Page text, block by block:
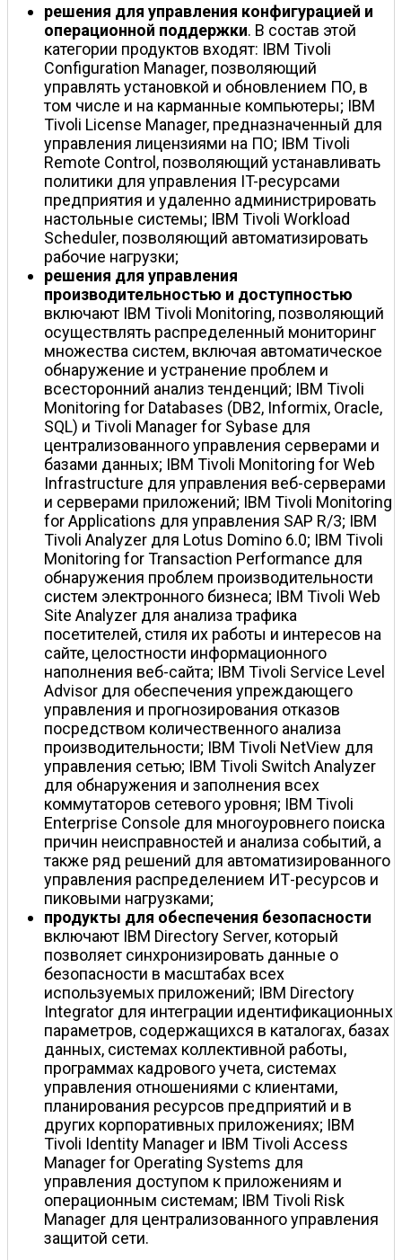
решения для управления конфигурацией и
операционной поддержки. В состав этой
категории продуктов входят: IBM Tivoli
Configuration Manager, позволяющий
управлять установкой и обновлением ПО, в
том числе и на карманные компьютеры; IBM
Tivoli License Manager, предназначенный для
управления лицензиями на ПО; IBM Tivoli
Remote Control, позволяющий устанавливать
политики для управления IT-ресурсами
предприятия и удаленно администрировать
настольные системы; IBM Tivoli Workload
Scheduler, позволяющий автоматизировать
рабочие нагрузки;
решения для управления
производительностью и доступностью
включают IBM Tivoli Monitoring, позволяющий
осуществлять распределенный мониторинг
множества систем, включая автоматическое
обнаружение и устранение проблем и
всесторонний анализ тенденций; IBM Tivoli
Monitoring for Databases (DB2, Informix, Oracle,
SQL) и Tivoli Manager for Sybase для
централизованного управления серверами и
базами данных; IBM Tivoli Monitoring for Web
Infrastructure для управления веб-серверами
и серверами приложений; IBM Tivoli Monitoring
for Applications для управления SAP R/3; IBM
Tivoli Analyzer для Lotus Domino 6.0; IBM Tivoli
Monitoring for Transaction Performance для
обнаружения проблем производительности
систем электронного бизнеса; IBM Tivoli Web
Site Analyzer для анализа трафика
посетителей, стиля их работы и интересов на
сайте, целостности информационного
наполнения веб-сайта; IBM Tivoli Service Level
Advisor для обеспечения упреждающего
управления и прогнозирования отказов
посредством количественного анализа
производительности; IBM Tivoli NetView для
управления сетью; IBM Tivoli Switch Analyzer
для обнаружения и заполнения всех
коммутаторов сетевого уровня; IBM Tivoli
Enterprise Console для многоуровнего поиска
причин неисправностей и анализа событий, а
также ряд решений для автоматизированного
управления распределением ИТ-ресурсов и
пиковыми нагрузками;
продукты для обеспечения безопасности
включают IBM Directory Server, который
позволяет синхронизировать данные о
безопасности в масштабах всех
используемых приложений; IBM Directory
Integrator для интеграции идентификационных
параметров, содержащихся в каталогах, базах
данных, системах коллективной работы,
программах кадрового учета, системах
управления отношениями с клиентами,
планирования ресурсов предприятий и в
других корпоративных приложениях; IBM
Tivoli Identity Manager и IBM Tivoli Access
Manager for Operating Systems для
управления доступом к приложениям и
операционным системам; IBM Tivoli Risk
Manager для централизованного управления
защитой сети.